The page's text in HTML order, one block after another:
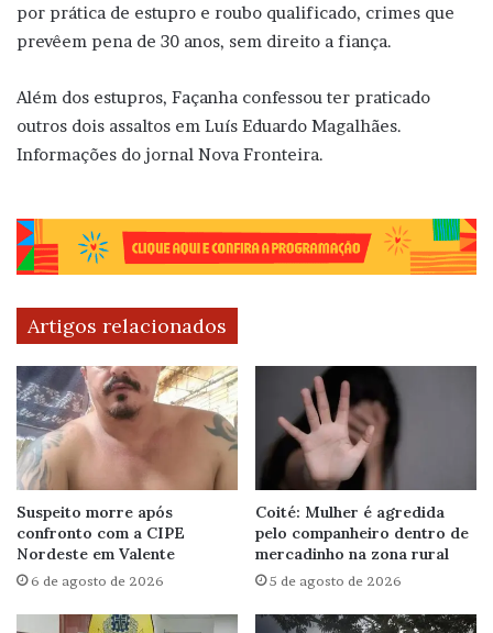
por prática de estupro e roubo qualificado, crimes que
prevêem pena de 30 anos, sem direito a fiança.
Além dos estupros, Façanha confessou ter praticado
outros dois assaltos em Luís Eduardo Magalhães.
Informações do jornal Nova Fronteira.
Artigos relacionados
Suspeito morre após
confronto com a CIPE
Nordeste em Valente
6 de agosto de 2026
Coité: Mulher é agredida
pelo companheiro dentro de
mercadinho na zona rural
5 de agosto de 2026